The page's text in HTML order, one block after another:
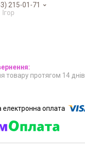
215-01-71
Ігор
товару протягом 14 днів